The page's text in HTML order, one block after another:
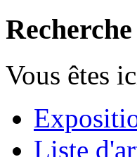
Recherche
Vous êtes
Liste